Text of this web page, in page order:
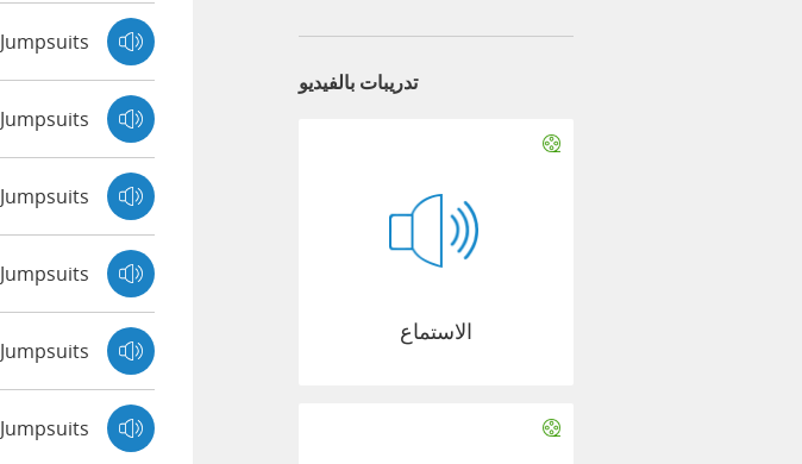
Jumpsuits تُنطق Joanna
Jumpsuits تُنطق Kendra
Jumpsuits تُنطق Kimberly
Jumpsuits تُنطق Salli
Jumpsuits تُنطق Joey
Jumpsuits تُنطق Justin
تدريبات بالفيديو
الاستماع